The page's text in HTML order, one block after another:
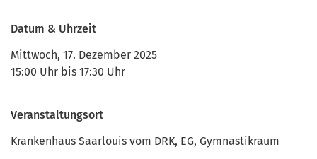
Datum & Uhrzeit
Mittwoch, 17. Dezember 2025
15:00 Uhr bis 17:30 Uhr
Veranstaltungsort
Krankenhaus Saarlouis vom DRK, EG, Gymnastikraum